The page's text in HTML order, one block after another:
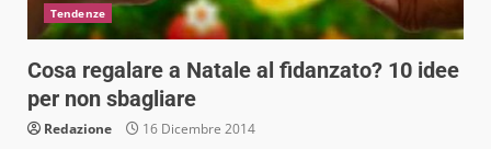
Tendenze
Cosa regalare a Natale al fidanzato? 10 idee
per non sbagliare
Redazione 16 Dicembre 2014